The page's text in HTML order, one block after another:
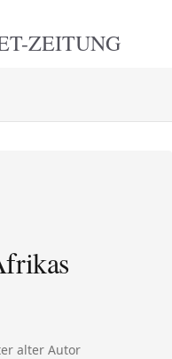
ZEITUNG
alter Autor